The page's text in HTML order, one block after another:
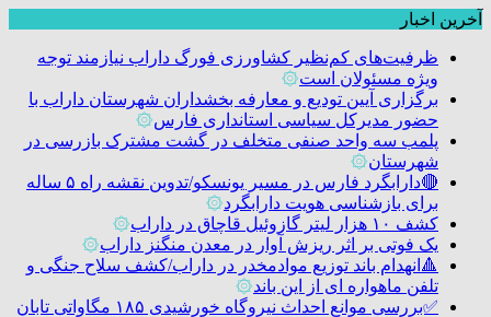
آخرین اخبار
ظرفیت‌های کم‌نظیر کشاورزی فورگ داراب نیازمند توجه
ویژه مسئولان است۞
برگزاری آیین تودیع و معارفه بخشداران شهرستان داراب با
حضور مدیرکل سیاسی استانداری فارس۞
پلمب سه واحد صنفی متخلف در گشت مشترک بازرسی در
شهرستان۞
🔴دارابگرد فارس در مسیر یونسکو/تدوین نقشه راه ۵ ساله
برای بازشناسی هویت دارابگرد۞
کشف ۱۰ هزار لیتر گازوئیل قاچاق در داراب
۞
یک فوتی بر اثر ریزش آوار در معدن منگنز داراب۞
🔺انهدام باند توزیع موادمخدر در داراب/کشف سلاح جنگی و
تلفن ماهواره ای از این باند۞
✅بررسی موانع احداث نیروگاه خورشیدی ۱۸۵ مگاواتی تابان